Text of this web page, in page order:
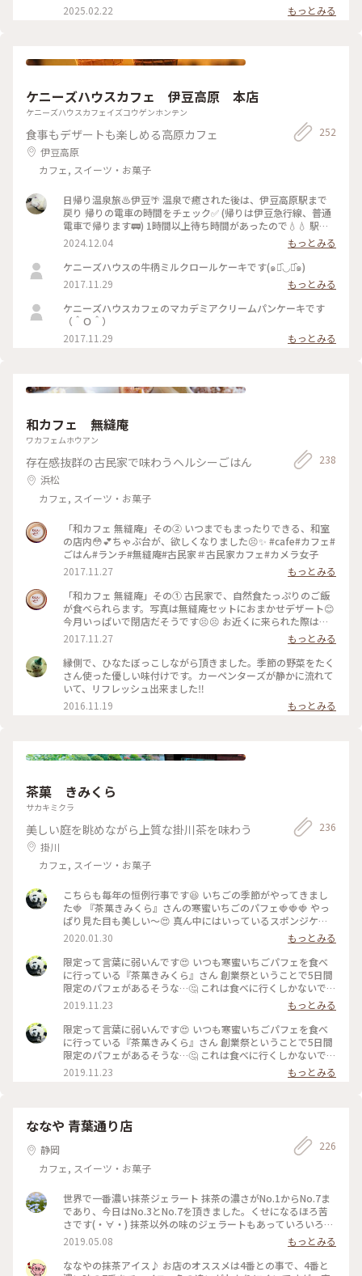
2025.02.22
もっとみる
ケニーズハウスカフェ 伊豆高原 本店
ケニーズハウスカフェイズコウゲンホンテン
食事もデザートも楽しめる高原カフェ
伊豆高原
カフェ, スイーツ・お菓子
252
日帰り温泉旅♨️伊豆🌴 温泉で癒された後は、伊豆高原駅まで
戻り 帰りの電車の時間をチェック✅ (帰りは伊豆急行線、普通
電車で帰ります🚃) 1時間以上待ち時間があったので💧💧 駅か
ら徒歩圏内で検索し🔍徒歩10分🚶‍♀️ ケニーズハウスカフェさん
でお茶休憩☕️ …ですが、暖かかったので🌤️人気の ソフトクリ
ームを使ったサンデーを🍨🍦 連れはベリー&ベリー🫐🍓 私は
マカダミアナッツソルト🧂🥜 温泉で温まった身体に沁みる〜
🤍 ちなみに駅からは坂道もありちょっと良い 運動にもなりま
す🏃‍♀️🏃🏻笑 #ことりっぷ伊豆#伊豆急行線 #伊豆高原駅#ケニー
ズハウスカフェ #ソフトクリーム#サンデー#テラス席#暖炉 #
ベストトリップ2024 #スターバックスラスカ熱海店 #東海道線
#相模湾
2024.12.04
もっとみる
ケニーズハウスの牛柄ミルクロールケーキです(๑･̑◡･̑๑)
2017.11.29
もっとみる
ケニーズハウスカフェのマカデミアクリームパンケーキです
（＾Ｏ＾）
2017.11.29
もっとみる
和カフェ 無縫庵
ワカフェムホウアン
存在感抜群の古民家で味わうヘルシーごはん
浜松
カフェ, スイーツ・お菓子
238
「和カフェ 無縫庵」その② いつまでもまったりできる、和室
の店内😳💕ちゃぶ台が、欲しくなりました😣✨ #cafe#カフェ#
ごはん#ランチ#無縫庵#古民家＃古民家カフェ#カメラ女子
2017.11.27
もっとみる
「和カフェ 無縫庵」その① 古民家で、自然食たっぷりのご飯
が食べられらます。写真は無縫庵セットにおまかせデザート😊
今月いっぱいで閉店だそうです😣😣 お近くに来られた際は、
ぜひお立ち寄りください😳 #ごはん#ランチ#cafe#古民家#カ
フェ#浜松#無縫庵#オススメ
2017.11.27
もっとみる
縁側で、ひなたぼっこしながら頂きました。季節の野菜をたく
さん使った優しい味付けです。カーペンターズが静かに流れて
いて、リフレッシュ出来ました‼
2016.11.19
もっとみる
茶菓 きみくら
サカキミクラ
美しい庭を眺めながら上質な掛川茶を味わう
掛川
カフェ, スイーツ・お菓子
236
こちらも毎年の恒例行事です😆 いちごの季節がやってきまし
た🍓 『茶菓きみくら』さんの寒蜜いちごのパフェ🍓🍓🍓 やっ
ぱり見た目も美しい～😍 真ん中にはいっているスポンジケー
キ、前回までは四角くカットされているものがはいっていまし
たが今回はロールケーキ❓みたいなものがドーンッ❗ ん～カット
されてる物の方が食べやすいかな🤔 でも美味しいからもーま
んたい😁 寒蜜の紅ほっぺも安定の美味しさ😋 もちろんお茶屋
さんなので中の抹茶アイスも抹茶ゼリーも美味😋😋 添えられ
てくるお茶菓子、いつもはお茶のチョコレートなんですが節分
が近いからか今回は豆でした👹 甘い物の後にちょっとしょっ
ぱい物は嬉しいですね🤗 季節&数量限定なので皆さん、食べ逃
しのないように～🤤🤤🤤 #冬のおでかけ#甘いものは正義#いち
ご#パフェ#抹茶#ティータイム#ことりっぷ静岡
2020.01.30
もっとみる
限定って言葉に弱いんです😍 いつも寒蜜いちごパフェを食べ
に行っている『茶菓きみくら』さん 創業祭ということで5日間
限定のパフェがあるそうな…🤔 これは食べに行くしかないでし
ょー❗と急ぎ過ぎて開店前に到着😅 待ちます…😑 開店と同時に
2階の喫茶スペースへ💨 創業祭特別メニューで抹茶のフルーツ
サンドやフレンチトーストもありましたが…今回の目的はこ
れ‼️ 『掛川抹茶のティラミスパフェ』😆 20～24日の3日間限定
です😏 上には飴細工がささっていて濃くてほろ苦い抹茶アイ
スと抹茶の生チョコ🤤 濃厚なマスカルポーネクリームの上に
も奥深い抹茶パウダー🤤 その下にはカステラ、くるみ、洋梨
さぁい」と言っていたので、上のクリームがなくなったころに
かけていただきました😋 シロップといっても甘過ぎずこちら
んなのでセットでいただけるお茶も美味しいです👍 4種類から
選べますよ こちらのパフェは残念ながら明日までですが😔他
なものがいっぱい😃 掛川にお立ち寄りの際はぜひ😘 #甘いも
のは正義#パフェ#ティラミス#ティータイム#お茶#抹茶 #こと
りっぷ静岡
2019.11.23
もっとみる
限定って言葉に弱いんです😍 いつも寒蜜いちごパフェを食べ
に行っている『茶菓きみくら』さん 創業祭ということで5日間
限定のパフェがあるそうな…🤔 これは食べに行くしかないでし
ょー❗と急ぎ過ぎて開店前に到着😅 待ちます…😑 開店と同時に
2階の喫茶スペースへ💨 創業祭特別メニューで抹茶のフルーツ
です😏 上には濃くてほろ苦い抹茶アイスと抹茶の生チョコ🤤
濃厚なマスカルポーネクリームの上にも奥深い抹茶パウダー🤤
その下にはカステラ、くるみ、洋梨などが続き最後にはまた濃
「途中からかけてお召し上がりくださぁい」と言っていたの
シロップといっても甘過ぎずこちらも抹茶が濃くてほろ苦い☝️
美味美味美味😊 もちろんお茶屋さんなのでセットでいただけ
るお茶も美味しいです👍 4種類から選べますよ こちらのパフェ
は残念ながら明日までですが😔他の限定メニューはもちろんス
タンダードメニューも美味しそうなものがいっぱい😃 掛川に
お立ち寄りの際はぜひ😘 #甘いものは正義#パフェ#ティラミス
2019.11.23 もっとみる
ななや 青葉通り店
静岡
カフェ, スイーツ・お菓子
226
世界で一番濃い抹茶ジェラート 抹茶の濃さがNo.1からNo.7ま
であり、今日はNo.3とNo.7を頂きました。くせになるほろ苦
さです(・∀・) 抹茶以外の味のジェラートもあっていろいろ食
べ比べてみるのもいいかも！ #静岡県 #おいしい時間 #抹茶ジ
ェラート
2019.05.08
もっとみる
ななやの抹茶アイス♪ お店のオススメは4番との事で、4番と